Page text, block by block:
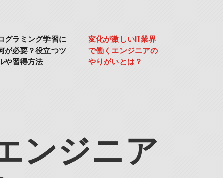
グラミング学習に
が必要？役立つツ
や習得方法
変化が激しいIT業界
で働くエンジニアの
やりがいとは？
ンジニア